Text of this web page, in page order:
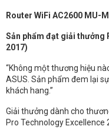
Router WiFi AC2600 MU-
Sản phẩm đạt giải thưởng
2017)
“Không một thương hiệu
ASUS. Sản phẩm đem lại
khách hang.”
Giải thưởng dành cho
Pro Technology Excellence